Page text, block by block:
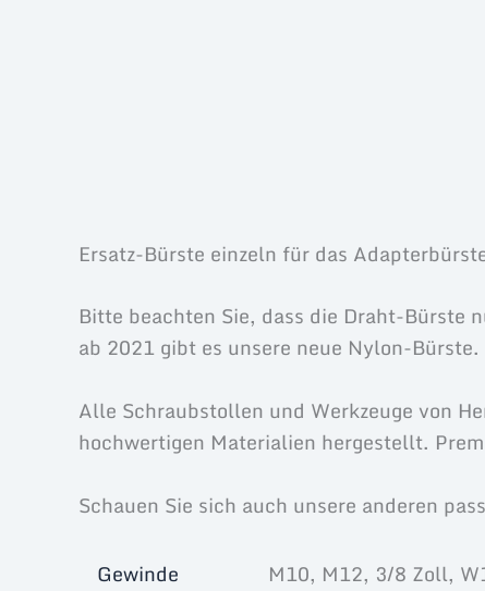
Ersatz-Bürste einzeln für das
Bitte beachten Sie, dass die Draht-Bürste
ab 2021 gibt es unsere neue Nylon-Bürste.
Alle Schraubstollen und Werkzeuge von
hochwertigen Materialien hergestellt.
Schauen Sie sich auch unsere anderen
Gewinde M10, M12, 3/8 Zoll,